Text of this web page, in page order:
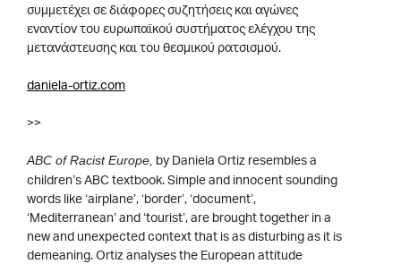
συμμετέχει σε διάφορες συζητήσεις και αγώνες
εναντίον του ευρωπαϊκού συστήματος ελέγχου της
μετανάστευσης και του θεσμικού ρατσισμού.
daniela-ortiz.com
>>
ABC of Racist Europe, by Daniela Ortiz resembles a
children’s ABC textbook. Simple and innocent sounding
words like ‘airplane’, ‘border’, ‘document’,
‘Mediterranean’ and ‘tourist’, are brought together in a
new and unexpected context that is as disturbing as it is
demeaning. Ortiz analyses the European attitude